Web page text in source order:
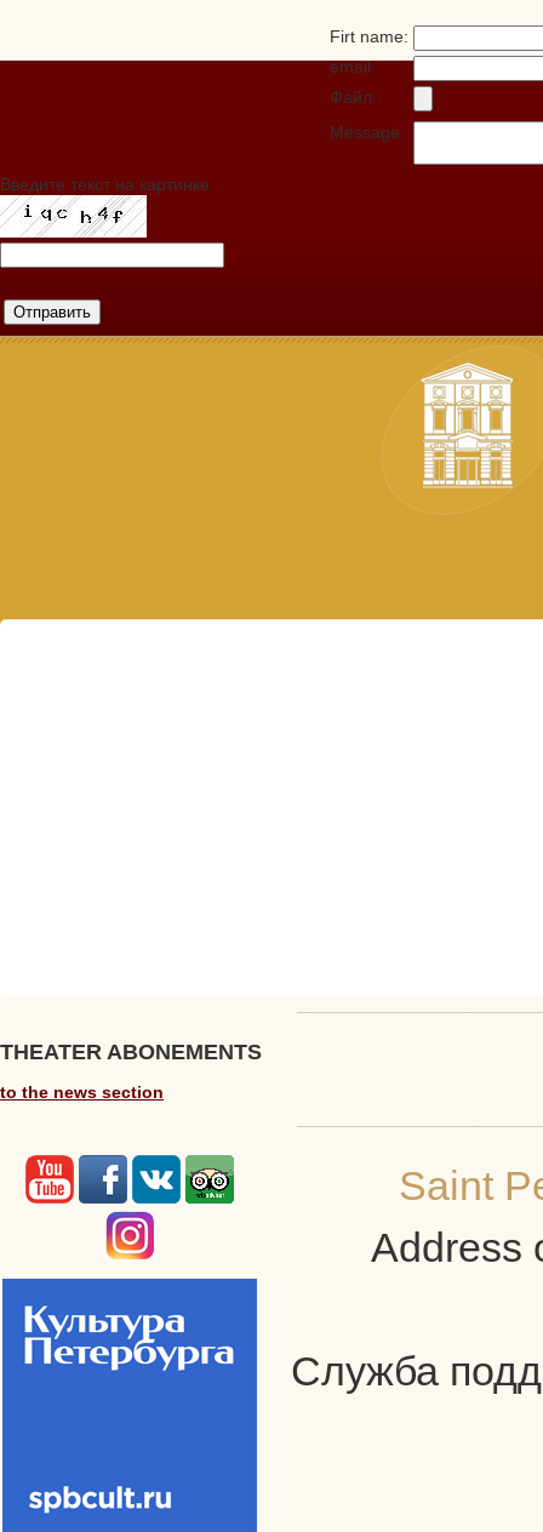
Firt name:
email:
Файл :
Message:
Введите текст на картинке
THEATER ABONEMENTS
to the news section
Saint
Address
Служба